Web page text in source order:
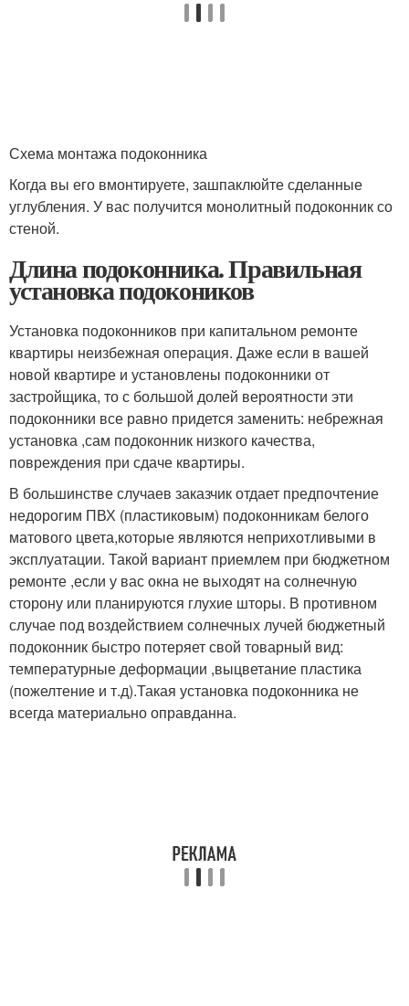
Схема монтажа подоконника
Когда вы его вмонтируете, зашпаклюйте сделанные
углубления. У вас получится монолитный подоконник со
стеной.
Длина подоконника. Правильная
установка подокоников
Установка подоконников при капитальном ремонте
квартиры неизбежная операция. Даже если в вашей
новой квартире и установлены подоконники от
застройщика, то с большой долей вероятности эти
подоконники все равно придется заменить: небрежная
установка ,сам подоконник низкого качества,
повреждения при сдаче квартиры.
В большинстве случаев заказчик отдает предпочтение
недорогим ПВХ (пластиковым) подоконникам белого
матового цвета,которые являются неприхотливыми в
эксплуатации. Такой вариант приемлем при бюджетном
ремонте ,если у вас окна не выходят на солнечную
сторону или планируются глухие шторы. В противном
случае под воздействием солнечных лучей бюджетный
подоконник быстро потеряет свой товарный вид:
температурные деформации ,выцветание пластика
(пожелтение и т.д).Такая установка подоконника не
всегда материально оправданна.